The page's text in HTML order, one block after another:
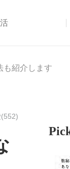
も紹介します